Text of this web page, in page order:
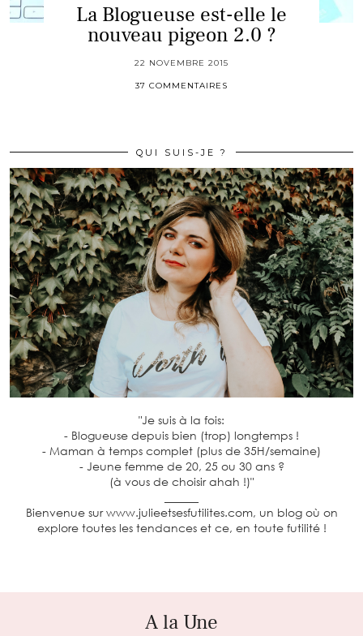
La Blogueuse est-elle le
nouveau pigeon 2.0 ?
22 NOVEMBRE 2015
37 COMMENTAIRES
QUI SUIS-JE ?
"Je suis à la fois:
- Blogueuse depuis bien (trop) longtemps !
- Maman à temps complet (plus de 35H/semaine)
- Jeune femme de 20, 25 ou 30 ans ?
(à vous de choisir ahah !)"
Bienvenue sur www.julieetsesfutilites.com, un blog où on
explore toutes les tendances et ce, en toute futilité !
A la Une